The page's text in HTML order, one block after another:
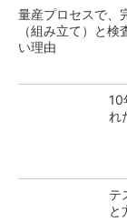
量産プロセスで、
（組み立て）と検
い理由
10
れ
テ
と